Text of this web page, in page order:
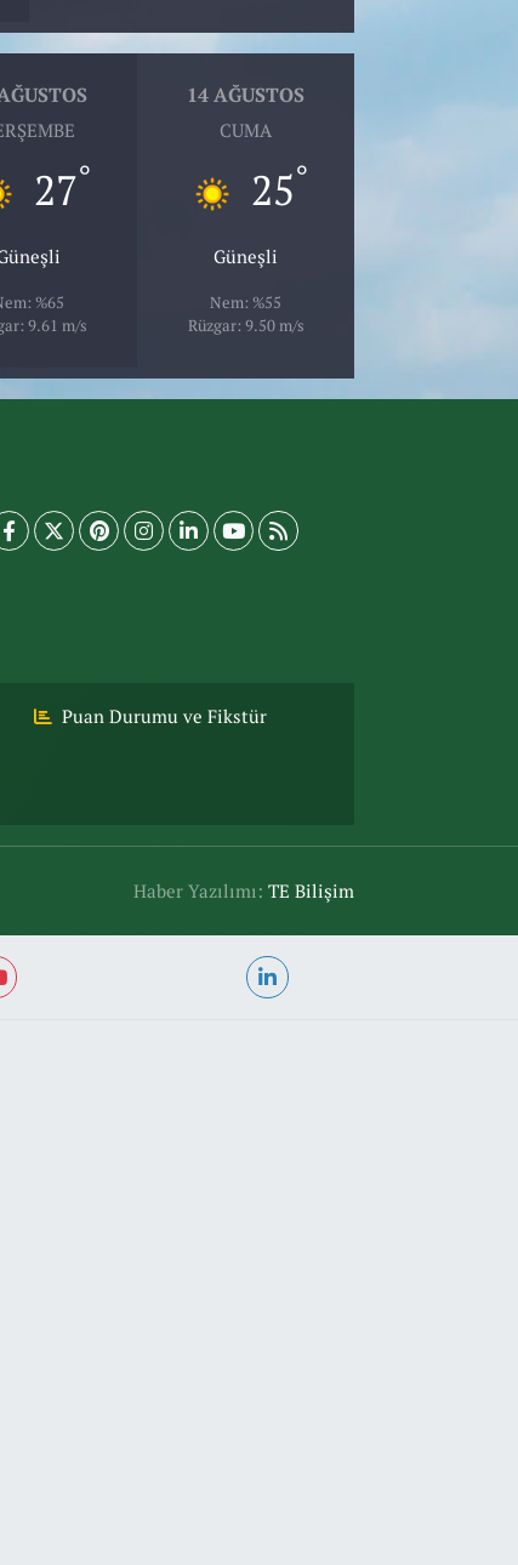
27°
%65
9.61 m/s
14 AĞUSTOS
CUMA
25°
Güneşli
Nem: %55
Rüzgar: 9.50 m/s
Puan Durumu ve Fikstür
Haber Yazılımı:TE Bilişim